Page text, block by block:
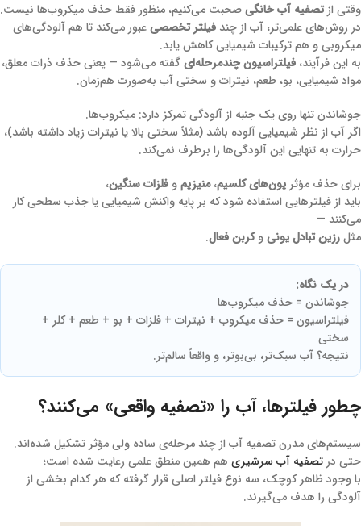
وقتی ازتصفیه آب خانگیصحبت می‌کنیم، منظور فقط حذف میکروب‌ها نیست.
در روش‌های علمی‌تر، آب از چند فیلتر تخصصیعبور می‌کند تا هم آلودگی‌های
میکروبی و هم ترکیبات شیمیایی کاهش یابد.
به این فرآیند، فیلتراسیون چندمرحله‌ایگفته می‌شود — یعنی حذف ذرات معلق،
مواد شیمیایی، بو، طعم، نیترات و سختی آب به‌صورت هم‌زمان.
جوشاندن تنها روی یک جنبه از آلودگی تمرکز دارد: میکروب‌ها.
اگر آب از نظر شیمیایی آلوده باشد (مثلاً سختی بالا یا نیترات زیاد داشته باشد)،
حرارت به تنهایی این آلودگی‌ها را برطرف نمی‌کند.
برای حذف مؤثر یون‌های کلسیم،منیزیمو فلزات سنگین،
باید از فیلترهایی استفاده شود که بر پایه واکنش شیمیایی یا جذب سطحی کار
می‌کنند —
مثلرزین تبادل یونیوکربن فعال.
در یک نگاه:
جوشاندن = حذف میکروب‌ها
فیلتراسیون = حذف میکروب + نیترات + فلزات + بو + طعم + کلر +
سختی
نتیجه؟ آب سبک‌تر، بی‌بوتر، و واقعاً سالم‌تر.
چطور فیلترها، آب را «تصفیه واقعی» می‌کنند؟
سیستم‌های مدرن تصفیه آب از چند مرحله‌ی ساده ولی مؤثر تشکیل شده‌اند.
حتی در تصفیه آب سرشیری هم همین منطق علمی رعایت شده است؛
با وجود ظاهر کوچک، سه نوع فیلتر اصلی قرار گرفته که هر کدام بخشی از
آلودگی را هدف می‌گیرند.